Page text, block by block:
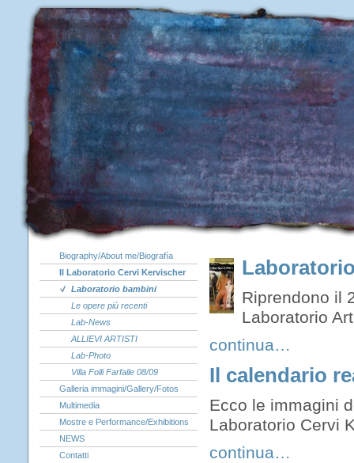
Biography/About me/Biografía
Il Laboratorio Cervi Kervischer
Laboratorio bambini
Le opere più recenti
Lab-News
ALLIEVI ARTISTI
Lab-Photo
Villa Folli Farfalle 08/09
Galleria immagini/Gallery/Fotos
Multimedia
Mostre e Performance/Exhibitions
NEWS
Contatti
Riprendono il
Laboratorio
continua…
Il calendario
Ecco le immagini
Laboratorio Cervi
continua…